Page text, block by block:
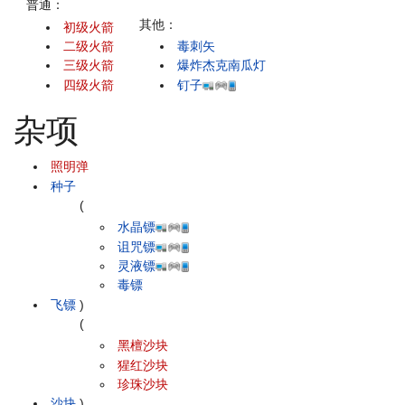
普通：
初级火箭
二级火箭
三级火箭
四级火箭
其他：
毒刺矢
爆炸杰克南瓜灯
钉子
杂项
照明弹
种子
飞镖
(
水晶镖
诅咒镖
灵液镖
毒镖
)
(
黑檀沙块
猩红沙块
珍珠沙块